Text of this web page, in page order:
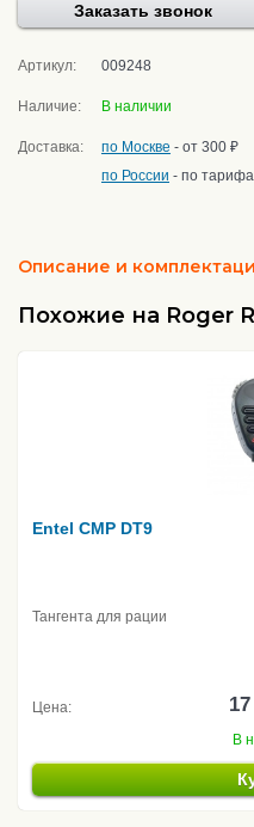
Заказать звонок
Артикул: 009248
Наличие: В наличии
Доставка: по Москве - от 300 ₽
по России - по
Описание и
Похожие на Roger
Entel CMP DT9
Тангента для рации
Цена:
В